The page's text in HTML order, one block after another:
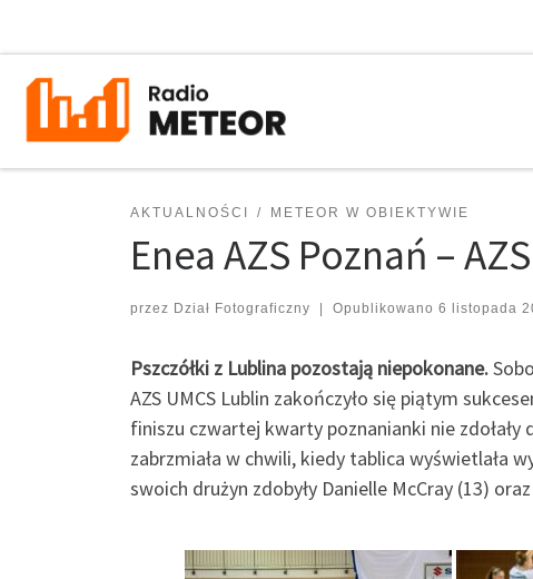
AKTUALNOŚCI METEOR W OBIEKTYWIE
Enea AZS Poznań –
przez Dział Fotograficzny | Opublikowano 6 listopada
Pszczółki z Lublina pozostają niepokonane.
AZS UMCS Lublin zakończyło się piątym
finiszu czwartej kwarty poznanianki nie
zabrzmiała w chwili, kiedy tablica wyświetlała
swoich drużyn zdobyły Danielle McCray (13)